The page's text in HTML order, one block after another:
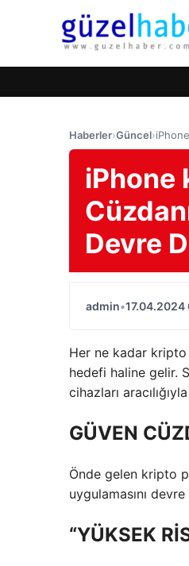
Haberler›Güncel›
iPhone
Devre
admin•17.04.2024
Her ne kadar kripto
hedefi haline gelir.
cihazları
GÜVEN
Önde gelen kripto
uygulamasını devre
“YÜKSEK